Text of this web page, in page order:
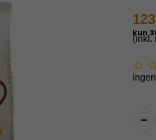
(inkl.